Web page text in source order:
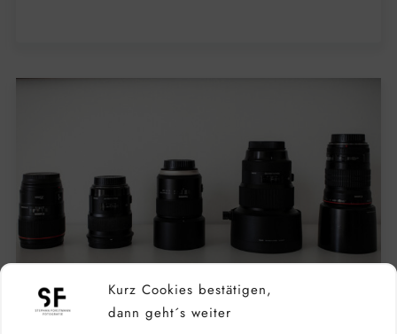
Kurz Cookies bestätigen,
dann geht´s weiter